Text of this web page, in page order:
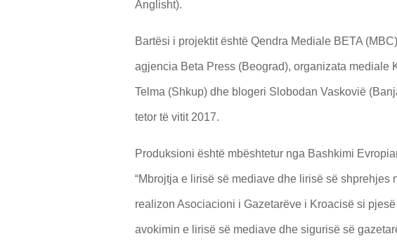
Anglisht).
Bartësi i projektit është Qendra Mediale BETA
agjencia Beta Press (Beograd), organizata mediale
Telma (Shkup) dhe blogeri Slobodan Vaskovië
tetor të vitit 2017.
Produksioni është mbështetur nga Bashkimi
“Mbrojtja e lirisë së mediave dhe lirisë së shprehjes
realizon Asociacioni i Gazetarëve i Kroacisë si
avokimin e lirisë së mediave dhe sigurisë së